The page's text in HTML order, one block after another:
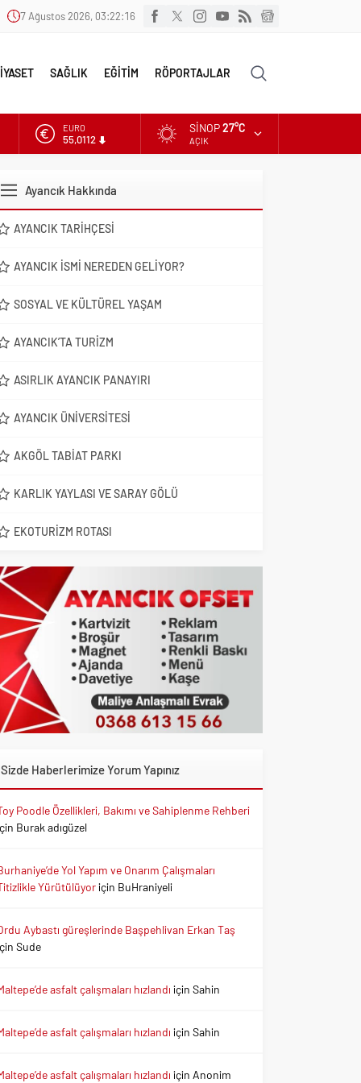
7 Ağustos 2026, 03:22:17
SAĞLIK EĞİTİM RÖPORTAJLAR
ALTIN
6.519,97
EURO
55,0112
SINOP27°C
AÇIK
Ayancık Hakkında
AYANCIK TARIHÇESI
AYANCIK İSMI NEREDEN GELIYOR?
SOSYAL VE KÜLTÜREL YAŞAM
AYANCIK’TA TURIZM
ASIRLIK AYANCIK PANAYIRI
AYANCIK ÜNIVERSITESI
AKGÖL TABIAT PARKI
KARLIK YAYLASI VE SARAY GÖLÜ
EKOTURIZM ROTASI
Sizde Haberlerimize Yorum Yapınız
Poodle Özellikleri, Bakımı ve Sahiplenme Rehberi
Burak adıgüzel
Yol Yapım ve Onarım Çalışmaları
Yürütülüyoriçin BuHraniyeli
Aybastı güreşlerinde Başpehlivan Erkan Taş
Sude
asfalt çalışmaları hızlandı içinSahin
asfalt çalışmaları hızlandı içinSahin
asfalt çalışmaları hızlandı için Anonim